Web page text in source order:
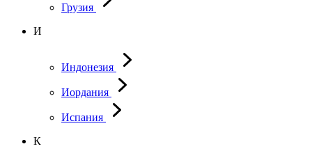
Грузия
И
Индонезия
Иордания
Испания
К